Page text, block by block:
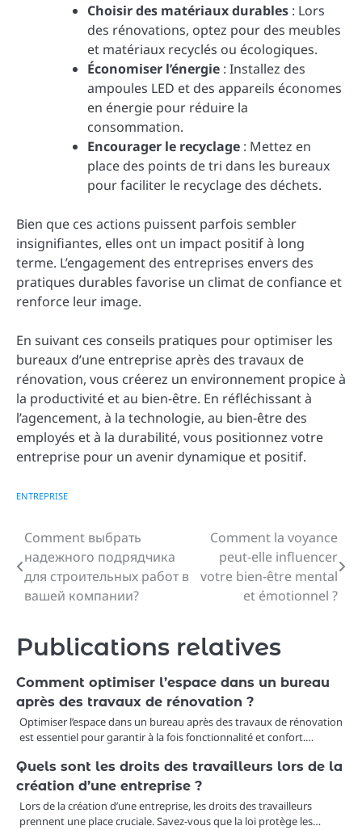
Choisir des matériaux durables : Lors
des rénovations, optez pour des meubles
et matériaux recyclés ou écologiques.
Économiser l’énergie : Installez des
ampoules LED et des appareils économes
en énergie pour réduire la
consommation.
Encourager le recyclage : Mettez en
place des points de tri dans les bureaux
pour faciliter le recyclage des déchets.
Bien que ces actions puissent parfois sembler
insignifiantes, elles ont un impact positif à long
terme. L’engagement des entreprises envers des
pratiques durables favorise un climat de confiance et
renforce leur image.
En suivant ces conseils pratiques pour optimiser les
bureaux d’une entreprise après des travaux de
rénovation, vous créerez un environnement propice à
la productivité et au bien-être. En réfléchissant à
l’agencement, à la technologie, au bien-être des
employés et à la durabilité, vous positionnez votre
entreprise pour un avenir dynamique et positif.
ENTREPRISE
Navigation
de
l’article
Comment выбрать
надежного подрядчика
для строительных работ в
вашей компании?
Comment la voyance
peut-elle influencer
votre bien-être mental
et émotionnel ?
Publications relatives
Comment optimiser l’espace dans un bureau
après des travaux de rénovation ?
Optimiser l’espace dans un bureau après des travaux de rénovation
est essentiel pour garantir à la fois fonctionnalité et confort.…
Quels sont les droits des travailleurs lors de la
création d’une entreprise ?
Lors de la création d’une entreprise, les droits des travailleurs
prennent une place cruciale. Savez-vous que la loi protège les…